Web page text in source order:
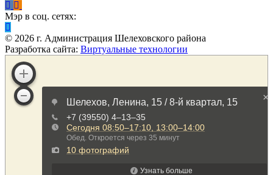
Мэр в соц. сетях:
© 2026 г. Администрация Шелеховского района
Разработка сайта: Виртуальные технологии